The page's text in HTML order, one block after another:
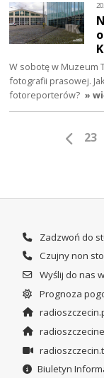
W sobotę w Muzeum
fotografii prasowej.
fotoreporterów? »
23
Zadzwoń do
Czujny non
Wyślij do nas
Prognoza
Biuletyn